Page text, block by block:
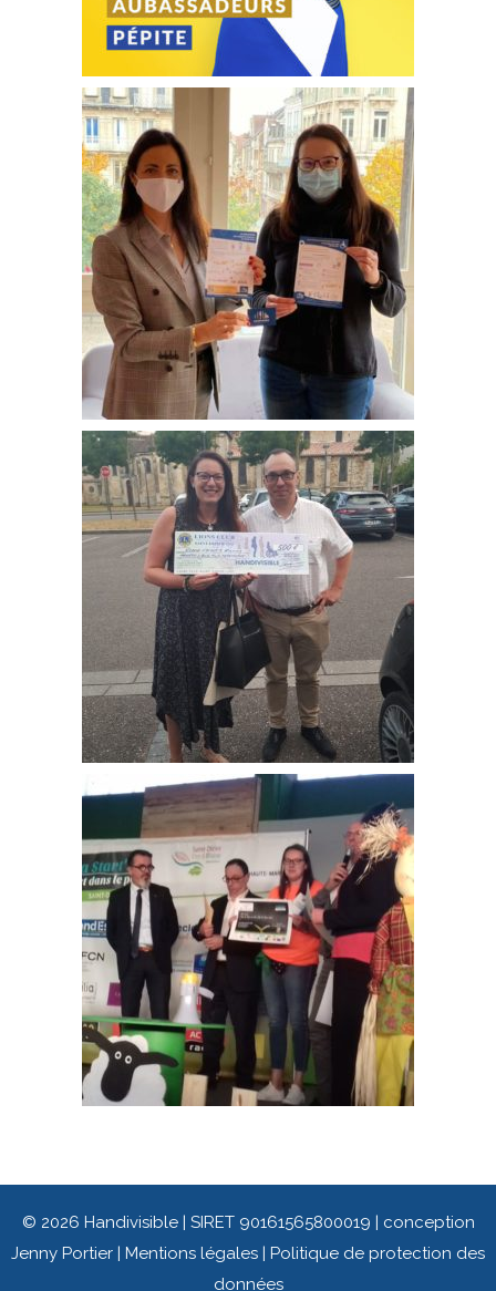
© 2026 Handivisible | SIRET 90161565800019 | conception
Jenny Portier | Mentions légales | Politique de protection des
données